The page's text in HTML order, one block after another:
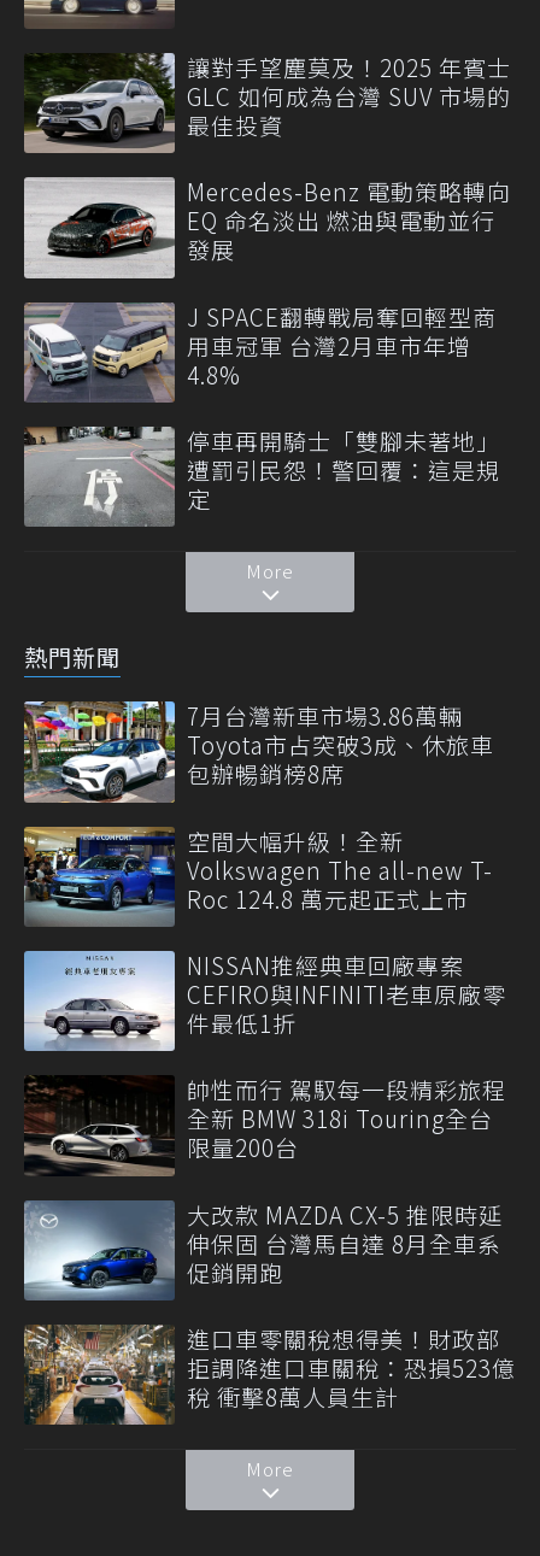
讓對手望塵莫及！2025 年賓士
GLC 如何成為台灣 SUV 市場的
最佳投資
Mercedes-Benz 電動策略轉向
EQ 命名淡出 燃油與電動並行
發展
J SPACE翻轉戰局奪回輕型商
用車冠軍 台灣2月車市年增
4.8%
停車再開騎士「雙腳未著地」
遭罰引民怨！警回覆：這是規
定
More
熱門新聞
7月台灣新車市場3.86萬輛
Toyota市占突破3成、休旅車
包辦暢銷榜8席
空間大幅升級！全新
Volkswagen The all-new T-
Roc 124.8 萬元起正式上市
NISSAN推經典車回廠專案
CEFIRO與INFINITI老車原廠零
件最低1折
帥性而行 駕馭每一段精彩旅程
全新 BMW 318i Touring全台
限量200台
大改款 MAZDA CX-5 推限時延
伸保固 台灣馬自達 8月全車系
促銷開跑
進口車零關稅想得美！財政部
拒調降進口車關稅：恐損523億
稅 衝擊8萬人員生計
More